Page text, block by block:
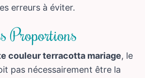
erreurs à éviter.
Proportions
couleur terracotta mariage, le
pas nécessairement être la